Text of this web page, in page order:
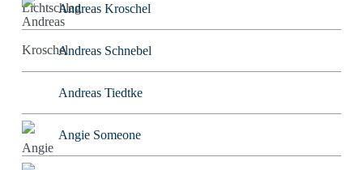
Andreas Kroschel
Andreas Schnebel
Andreas Tiedtke
Angie Someone